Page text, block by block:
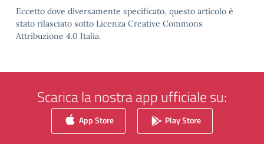
Eccetto dove diversamente specificato, questo articolo è
stato rilasciato sotto Licenza Creative Commons
Attribuzione 4.0 Italia.
Scarica la nostra app ufficiale su:
App Store Play Store